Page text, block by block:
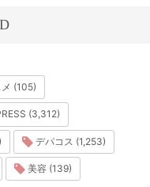
(105)
(3,312)
デパコス (1,253)
美容 (139)